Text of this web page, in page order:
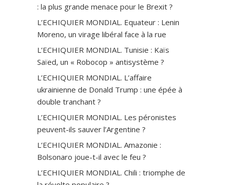
: la plus grande menace pour le Brexit ?
L’ECHIQUIER MONDIAL. Equateur : Lenin
Moreno, un virage libéral face à la rue
L’ECHIQUIER MONDIAL. Tunisie : Kaïs
Saïed, un « Robocop » antisystème ?
L’ECHIQUIER MONDIAL. L’affaire
ukrainienne de Donald Trump : une épée à
double tranchant ?
L’ECHIQUIER MONDIAL. Les péronistes
peuvent-ils sauver l’Argentine ?
L’ECHIQUIER MONDIAL. Amazonie :
Bolsonaro joue-t-il avec le feu ?
L’ECHIQUIER MONDIAL. Chili : triomphe de